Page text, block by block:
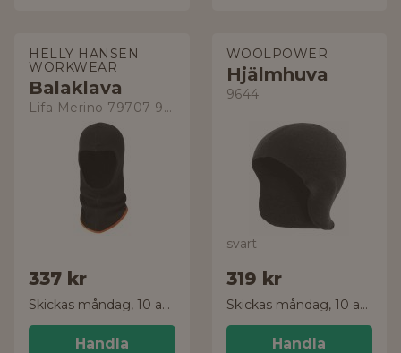
HELLY HANSEN
WORKWEAR
Balaklava
Lifa Merino 79707-990
337 kr
Skickas måndag, 10 aug.
Handla
WOOLPOWER
Hjälmhuva
9644
svart
319 kr
Skickas måndag, 10 aug.
Handla